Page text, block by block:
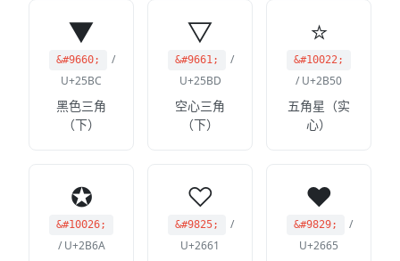
▼
&#9660;
/
U+25BC
黑色三角
（下）
▽
&#9661;
/
U+25BD
空心三角
（下）
⭐
&#10022;
/ U+2B50
五角星（实
心）
✪
&#10026;
/ U+2B6A
♡
&#9825;
/
U+2661
♥
&#9829;
/
U+2665